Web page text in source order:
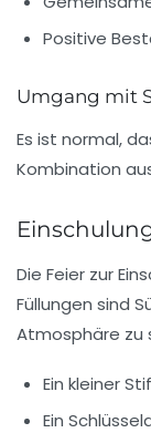
Positive
Umgang mit
Es ist normal,
Kombination
Die Feier zur
Füllungen sind
Atmosphäre zu
Ein kleiner
Ein